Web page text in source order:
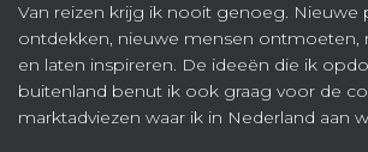
Van reizen krijg ik nooit genoeg. Nieuwe
ontdekken, nieuwe mensen ontmoeten,
en laten inspireren. De ideeën die ik
buitenland benut ik ook graag voor de
marktadviezen waar ik in Nederland aan